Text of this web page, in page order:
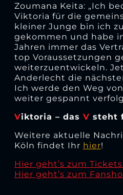
Zoumana Keita: „Ich
Viktoria für die
kleiner Junge bin ich
gekommen und habe
Jahren immer das
top Voraussetzungen
weiterzuentwickeln.
Anderlecht die
Ich werde den Weg
weiter gespannt
Viktoria – das V steht
Weitere aktuelle
Köln findet Ihr hier!
Hier geht’s zum
Hier geht’s zum